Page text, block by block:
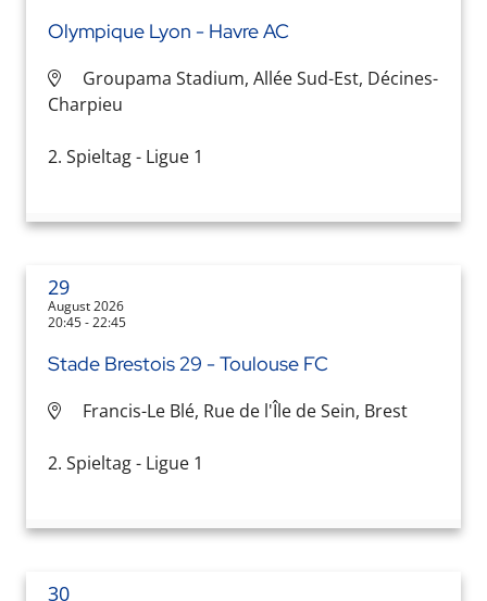
Olympique Lyon - Havre AC
Groupama Stadium, Allée Sud-Est, Décines-
Charpieu
2. Spieltag - Ligue 1
29
August 2026
20:45 - 22:45
Stade Brestois 29 - Toulouse FC
Francis-Le Blé, Rue de l'Île de Sein, Brest
2. Spieltag - Ligue 1
30